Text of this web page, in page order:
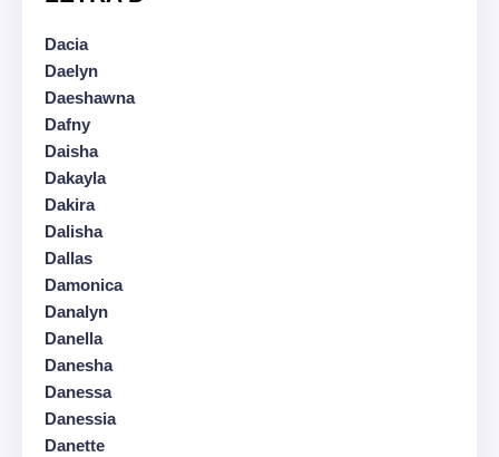
Dacia
Daelyn
Daeshawna
Dafny
Daisha
Dakayla
Dakira
Dalisha
Dallas
Damonica
Danalyn
Danella
Danesha
Danessa
Danessia
Danette